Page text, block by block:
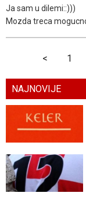
Ja sam u dilemi::)))
Mozda treca
< 1
NAJNOVIJE